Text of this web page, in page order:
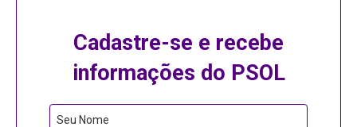
Cadastre-se e recebe
informações do PSOL
Seu Nome